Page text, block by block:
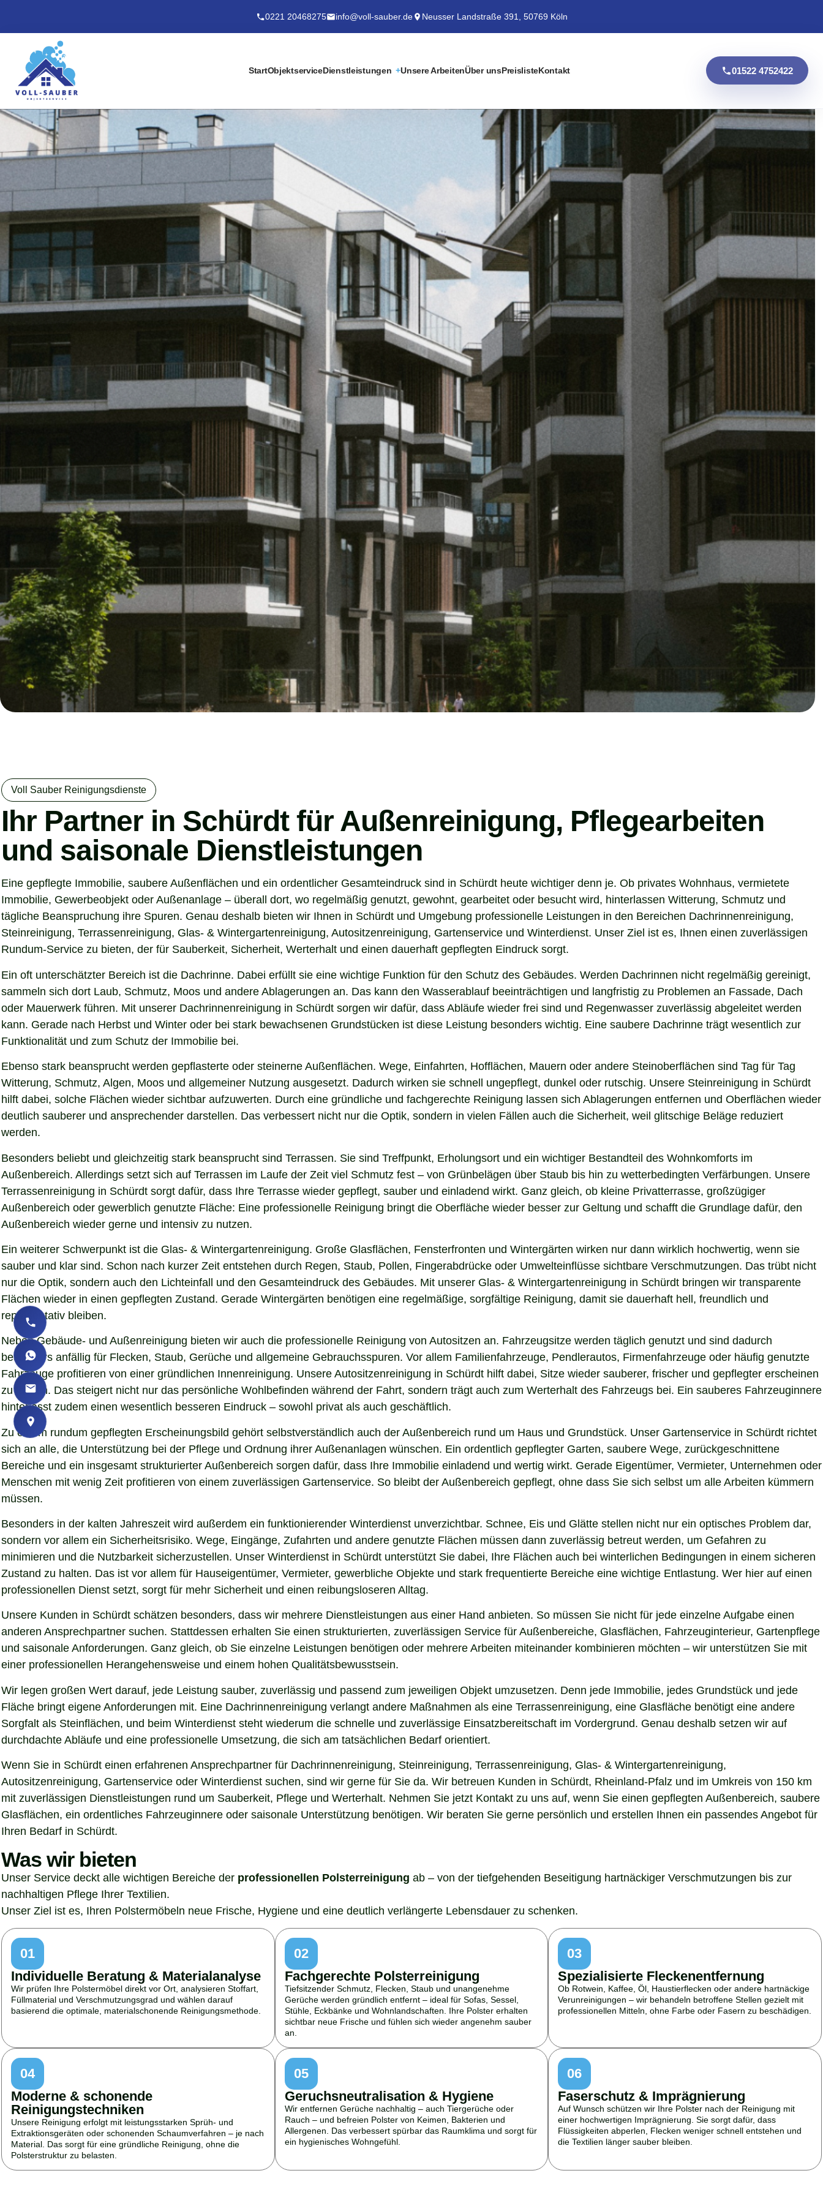
0221 20468275 info@voll-sauber.de Neusser Landstraße 391, 50769 Köln
StartObjektserviceDienstleistungen Unsere ArbeitenÜber unsPreislisteKontakt 01522 4752422
Voll Sauber Reinigungsdienste
Ihr Partner in Schürdt für Außenreinigung, Pflegearbeiten
und saisonale Dienstleistungen
Eine gepflegte Immobilie, saubere Außenflächen und ein ordentlicher Gesamteindruck sind in Schürdt heute wichtiger denn je. Ob privates Wohnhaus, vermietete
Immobilie, Gewerbeobjekt oder Außenanlage – überall dort, wo regelmäßig genutzt, gewohnt, gearbeitet oder besucht wird, hinterlassen Witterung, Schmutz und
tägliche Beanspruchung ihre Spuren. Genau deshalb bieten wir Ihnen in Schürdt und Umgebung professionelle Leistungen in den Bereichen Dachrinnenreinigung,
Steinreinigung, Terrassenreinigung, Glas- & Wintergartenreinigung, Autositzenreinigung, Gartenservice und Winterdienst. Unser Ziel ist es, Ihnen einen zuverlässigen
Rundum-Service zu bieten, der für Sauberkeit, Sicherheit, Werterhalt und einen dauerhaft gepflegten Eindruck sorgt.
Ein oft unterschätzter Bereich ist die Dachrinne. Dabei erfüllt sie eine wichtige Funktion für den Schutz des Gebäudes. Werden Dachrinnen nicht regelmäßig gereinigt,
sammeln sich dort Laub, Schmutz, Moos und andere Ablagerungen an. Das kann den Wasserablauf beeinträchtigen und langfristig zu Problemen an Fassade, Dach
oder Mauerwerk führen. Mit unserer Dachrinnenreinigung in Schürdt sorgen wir dafür, dass Abläufe wieder frei sind und Regenwasser zuverlässig abgeleitet werden
kann. Gerade nach Herbst und Winter oder bei stark bewachsenen Grundstücken ist diese Leistung besonders wichtig. Eine saubere Dachrinne trägt wesentlich zur
Funktionalität und zum Schutz der Immobilie bei.
Ebenso stark beansprucht werden gepflasterte oder steinerne Außenflächen. Wege, Einfahrten, Hofflächen, Mauern oder andere Steinoberflächen sind Tag für Tag
Witterung, Schmutz, Algen, Moos und allgemeiner Nutzung ausgesetzt. Dadurch wirken sie schnell ungepflegt, dunkel oder rutschig. Unsere Steinreinigung in Schürdt
hilft dabei, solche Flächen wieder sichtbar aufzuwerten. Durch eine gründliche und fachgerechte Reinigung lassen sich Ablagerungen entfernen und Oberflächen wieder
deutlich sauberer und ansprechender darstellen. Das verbessert nicht nur die Optik, sondern in vielen Fällen auch die Sicherheit, weil glitschige Beläge reduziert
werden.
Besonders beliebt und gleichzeitig stark beansprucht sind Terrassen. Sie sind Treffpunkt, Erholungsort und ein wichtiger Bestandteil des Wohnkomforts im
Außenbereich. Allerdings setzt sich auf Terrassen im Laufe der Zeit viel Schmutz fest – von Grünbelägen über Staub bis hin zu wetterbedingten Verfärbungen. Unsere
Terrassenreinigung in Schürdt sorgt dafür, dass Ihre Terrasse wieder gepflegt, sauber und einladend wirkt. Ganz gleich, ob kleine Privatterrasse, großzügiger
Außenbereich oder gewerblich genutzte Fläche: Eine professionelle Reinigung bringt die Oberfläche wieder besser zur Geltung und schafft die Grundlage dafür, den
Außenbereich wieder gerne und intensiv zu nutzen.
Ein weiterer Schwerpunkt ist die Glas- & Wintergartenreinigung. Große Glasflächen, Fensterfronten und Wintergärten wirken nur dann wirklich hochwertig, wenn sie
sauber und klar sind. Schon nach kurzer Zeit entstehen durch Regen, Staub, Pollen, Fingerabdrücke oder Umwelteinflüsse sichtbare Verschmutzungen. Das trübt nicht
nur die Optik, sondern auch den Lichteinfall und den Gesamteindruck des Gebäudes. Mit unserer Glas- & Wintergartenreinigung in Schürdt bringen wir transparente
Flächen wieder in einen gepflegten Zustand. Gerade Wintergärten benötigen eine regelmäßige, sorgfältige Reinigung, damit sie dauerhaft hell, freundlich und
repräsentativ bleiben.
Neben Gebäude- und Außenreinigung bieten wir auch die professionelle Reinigung von Autositzen an. Fahrzeugsitze werden täglich genutzt und sind dadurch
besonders anfällig für Flecken, Staub, Gerüche und allgemeine Gebrauchsspuren. Vor allem Familienfahrzeuge, Pendlerautos, Firmenfahrzeuge oder häufig genutzte
Fahrzeuge profitieren von einer gründlichen Innenreinigung. Unsere Autositzenreinigung in Schürdt hilft dabei, Sitze wieder sauberer, frischer und gepflegter erscheinen
zu lassen. Das steigert nicht nur das persönliche Wohlbefinden während der Fahrt, sondern trägt auch zum Werterhalt des Fahrzeugs bei. Ein sauberes Fahrzeuginnere
hinterlässt zudem einen wesentlich besseren Eindruck – sowohl privat als auch geschäftlich.
Zu einem rundum gepflegten Erscheinungsbild gehört selbstverständlich auch der Außenbereich rund um Haus und Grundstück. Unser Gartenservice in Schürdt richtet
sich an alle, die Unterstützung bei der Pflege und Ordnung ihrer Außenanlagen wünschen. Ein ordentlich gepflegter Garten, saubere Wege, zurückgeschnittene
Bereiche und ein insgesamt strukturierter Außenbereich sorgen dafür, dass Ihre Immobilie einladend und wertig wirkt. Gerade Eigentümer, Vermieter, Unternehmen oder
Menschen mit wenig Zeit profitieren von einem zuverlässigen Gartenservice. So bleibt der Außenbereich gepflegt, ohne dass Sie sich selbst um alle Arbeiten kümmern
müssen.
Besonders in der kalten Jahreszeit wird außerdem ein funktionierender Winterdienst unverzichtbar. Schnee, Eis und Glätte stellen nicht nur ein optisches Problem dar,
sondern vor allem ein Sicherheitsrisiko. Wege, Eingänge, Zufahrten und andere genutzte Flächen müssen dann zuverlässig betreut werden, um Gefahren zu
minimieren und die Nutzbarkeit sicherzustellen. Unser Winterdienst in Schürdt unterstützt Sie dabei, Ihre Flächen auch bei winterlichen Bedingungen in einem sicheren
Zustand zu halten. Das ist vor allem für Hauseigentümer, Vermieter, gewerbliche Objekte und stark frequentierte Bereiche eine wichtige Entlastung. Wer hier auf einen
professionellen Dienst setzt, sorgt für mehr Sicherheit und einen reibungsloseren Alltag.
Unsere Kunden in Schürdt schätzen besonders, dass wir mehrere Dienstleistungen aus einer Hand anbieten. So müssen Sie nicht für jede einzelne Aufgabe einen
anderen Ansprechpartner suchen. Stattdessen erhalten Sie einen strukturierten, zuverlässigen Service für Außenbereiche, Glasflächen, Fahrzeuginterieur, Gartenpflege
und saisonale Anforderungen. Ganz gleich, ob Sie einzelne Leistungen benötigen oder mehrere Arbeiten miteinander kombinieren möchten – wir unterstützen Sie mit
einer professionellen Herangehensweise und einem hohen Qualitätsbewusstsein.
Wir legen großen Wert darauf, jede Leistung sauber, zuverlässig und passend zum jeweiligen Objekt umzusetzen. Denn jede Immobilie, jedes Grundstück und jede
Fläche bringt eigene Anforderungen mit. Eine Dachrinnenreinigung verlangt andere Maßnahmen als eine Terrassenreinigung, eine Glasfläche benötigt eine andere
Sorgfalt als Steinflächen, und beim Winterdienst steht wiederum die schnelle und zuverlässige Einsatzbereitschaft im Vordergrund. Genau deshalb setzen wir auf
durchdachte Abläufe und eine professionelle Umsetzung, die sich am tatsächlichen Bedarf orientiert.
Wenn Sie in Schürdt einen erfahrenen Ansprechpartner für Dachrinnenreinigung, Steinreinigung, Terrassenreinigung, Glas- & Wintergartenreinigung,
Autositzenreinigung, Gartenservice oder Winterdienst suchen, sind wir gerne für Sie da. Wir betreuen Kunden in Schürdt, Rheinland-Pfalz und im Umkreis von 150 km
mit zuverlässigen Dienstleistungen rund um Sauberkeit, Pflege und Werterhalt. Nehmen Sie jetzt Kontakt zu uns auf, wenn Sie einen gepflegten Außenbereich, saubere
Glasflächen, ein ordentliches Fahrzeuginnere oder saisonale Unterstützung benötigen. Wir beraten Sie gerne persönlich und erstellen Ihnen ein passendes Angebot für
Ihren Bedarf in Schürdt.
Was wir bieten
Unser Service deckt alle wichtigen Bereiche der professionellen Polsterreinigung ab – von der tiefgehenden Beseitigung hartnäckiger Verschmutzungen bis zur
nachhaltigen Pflege Ihrer Textilien.
Unser Ziel ist es, Ihren Polstermöbeln neue Frische, Hygiene und eine deutlich verlängerte Lebensdauer zu schenken.
01
Individuelle Beratung & Materialanalyse
Wir prüfen Ihre Polstermöbel direkt vor Ort, analysieren Stoffart,
Füllmaterial und Verschmutzungsgrad und wählen darauf
basierend die optimale, materialschonende Reinigungsmethode.
02
Fachgerechte Polsterreinigung
Tiefsitzender Schmutz, Flecken, Staub und unangenehme
Gerüche werden gründlich entfernt – ideal für Sofas, Sessel,
Stühle, Eckbänke und Wohnlandschaften. Ihre Polster erhalten
sichtbar neue Frische und fühlen sich wieder angenehm sauber
an.
03
Spezialisierte Fleckenentfernung
Ob Rotwein, Kaffee, Öl, Haustierflecken oder andere hartnäckige
Verunreinigungen – wir behandeln betroffene Stellen gezielt mit
professionellen Mitteln, ohne Farbe oder Fasern zu beschädigen.
04
Moderne & schonende
Reinigungstechniken
Unsere Reinigung erfolgt mit leistungsstarken Sprüh- und
Extraktionsgeräten oder schonenden Schaumverfahren – je nach
Material. Das sorgt für eine gründliche Reinigung, ohne die
Polsterstruktur zu belasten.
05
Geruchsneutralisation & Hygiene
Wir entfernen Gerüche nachhaltig – auch Tiergerüche oder
Rauch – und befreien Polster von Keimen, Bakterien und
Allergenen. Das verbessert spürbar das Raumklima und sorgt für
ein hygienisches Wohngefühl.
06
Faserschutz & Imprägnierung
Auf Wunsch schützen wir Ihre Polster nach der Reinigung mit
einer hochwertigen Imprägnierung. Sie sorgt dafür, dass
Flüssigkeiten abperlen, Flecken weniger schnell entstehen und
die Textilien länger sauber bleiben.